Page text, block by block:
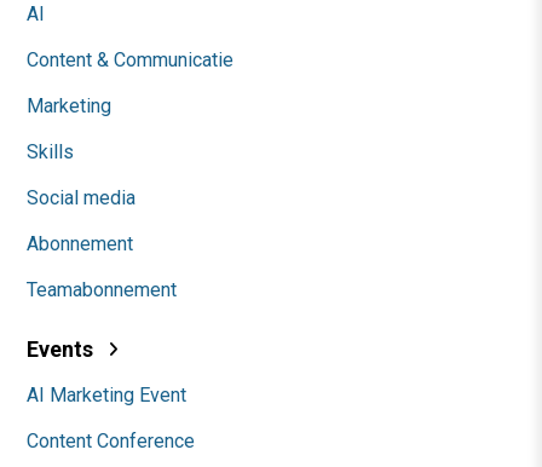
AI
Content & Communicatie
Marketing
Skills
Social media
Abonnement
Teamabonnement
Events
AI Marketing Event
Content Conference